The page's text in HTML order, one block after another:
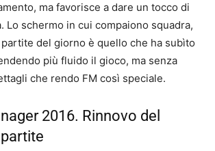
ma favorisce a dare un tocco di
Lo schermo in cui compaiono squadra,
del giorno è quello che ha subìto
più fluido il gioco, ma senza
che rendo FM così speciale.
2016. Rinnovo del